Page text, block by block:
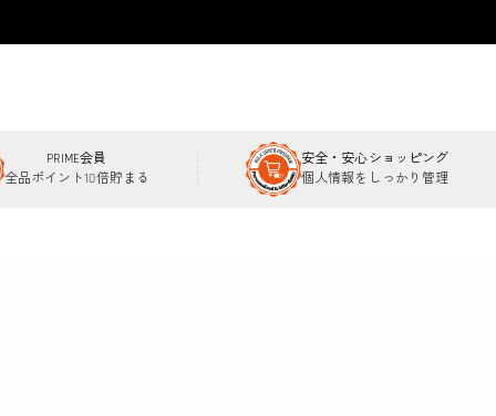
PRIME会員
全品ポイント10倍貯まる
安全・安心ショッピング
個人情報をしっかり管理